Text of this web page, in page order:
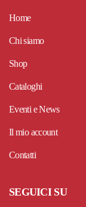
Home
Chi siamo
Shop
Cataloghi
Eventi e News
Il mio account
Contatti
SEGUICI SU